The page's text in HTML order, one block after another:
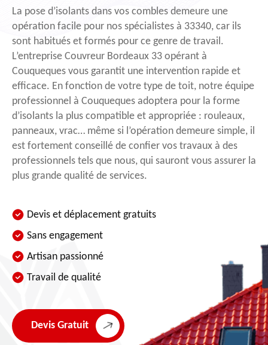
La pose d’isolants dans vos combles demeure une
opération facile pour nos spécialistes à 33340, car ils
sont habitués et formés pour ce genre de travail.
L’entreprise Couvreur Bordeaux 33 opérant à
Couqueques vous garantit une intervention rapide et
efficace. En fonction de votre type de toit, notre équipe
professionnel à Couqueques adoptera pour la forme
d’isolants la plus compatible et appropriée : rouleaux,
panneaux, vrac… même si l’opération demeure simple, il
est fortement conseillé de confier vos travaux à des
professionnels tels que nous, qui sauront vous assurer la
plus grande qualité de services.
Devis et déplacement gratuits
Sans engagement
Artisan passionné
Travail de qualité
Devis Gratuit